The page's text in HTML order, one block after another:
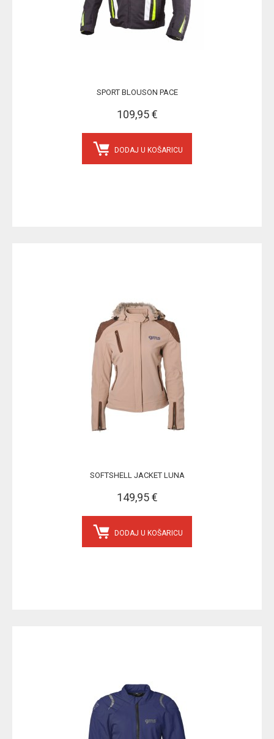
SPORT BLOUSON PACE
109,95 €
DODAJ U KOŠARICU
SOFTSHELL JACKET LUNA
149,95 €
DODAJ U KOŠARICU